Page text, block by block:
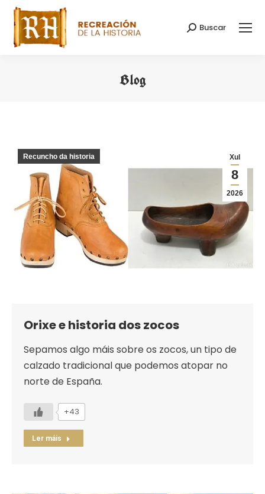
Search:
Buscar
Blog
Xul
8
2026
Recuncho da historia
Orixe e historia dos zocos
Sepamos algo máis sobre os zocos, un tipo de
calzado tradicional que podemos atopar no
norte de España.
+43
Ler máis